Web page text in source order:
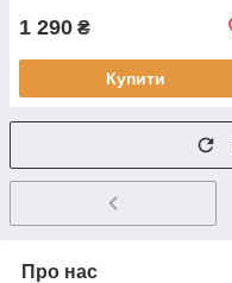
1 290 ₴
Купити
Про нас